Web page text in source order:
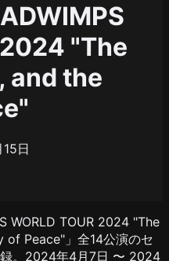
2024 "The
and the
日
WORLD TOUR 2024 "The
Peace"」全14公演のセ
。2024年4月7日 〜 2024